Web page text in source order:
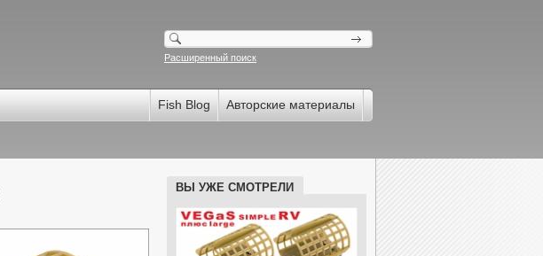
Расширенный поиск
Fish Blog Авторские материалы
ВЫ УЖЕ СМОТРЕЛИ